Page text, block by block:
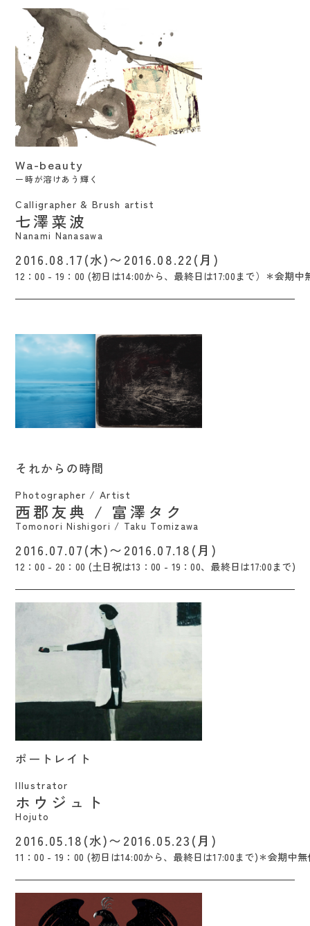
Wa-beauty
ー時が溶けあう輝く
Calligrapher & Brush artist
七澤菜波
Nanami Nanasawa
2016.08.17(水)〜2016.08.22(月)
12：00 - 19：00 (初日は14:00から、最終日は17:00まで）＊会期中
Taku Tomizawa
それからの時間
Photographer / Artist
西郡友典 / 富澤タク
Tomonori Nishigori / Taku Tomizawa
2016.07.07(木)〜2016.07.18(月)
12：00 - 20：00 (土日祝は13：00 - 19：00、最終日は17:00まで)
ポートレイト
Illustrator
ホウジュト
Hojuto
2016.05.18(水)〜2016.05.23(月)
11：00 - 19：00 (初日は14:00から、最終日は17:00まで)＊会期中